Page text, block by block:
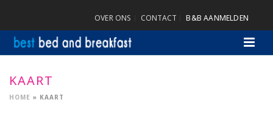
OVER ONS CONTACT B&B AANMELDEN
KAART
HOME » KAART